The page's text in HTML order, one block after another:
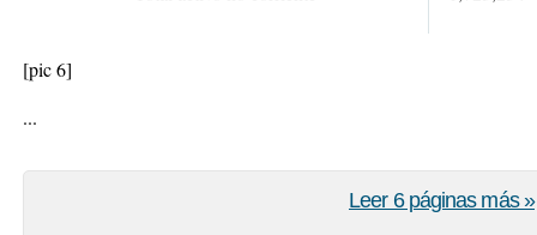
[pic 6]
...
Leer 6 páginas más »